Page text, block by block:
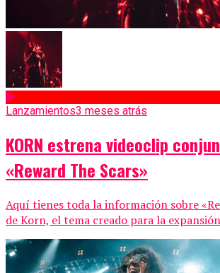
Lanzamientos3 meses atrás
KORN estrena videoclip
«Reward The Scars»
Aquí tienes toda la información sobre
de Korn, el tema creado para la